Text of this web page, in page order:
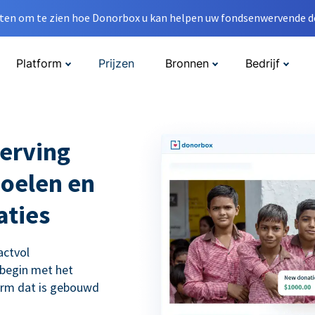
om te zien hoe Donorbox u kan helpen uw fondsenwervende
Platform Prijzen Bronnen Bedrijf
en
met het
dat is gebouwd